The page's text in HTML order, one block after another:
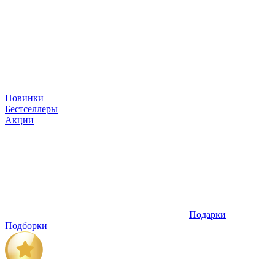
Новинки
Бестселлеры
Акции
Подарки
Подборки